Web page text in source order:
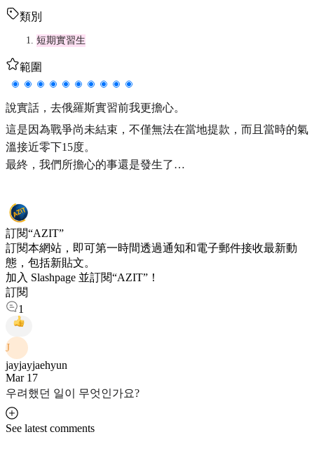
類別
短期實習生
範圍
說實話，去俄羅斯實習前我更擔心。
這是因為戰爭尚未結束，不僅無法在當地提款，而且當時的氣
溫接近零下15度。
最終，我們所擔心的事還是發生了…
訂閱“AZIT”
訂閱本網站，即可第一時間透過通知和電子郵件接收最新動
態，包括新貼文。
加入 Slashpage 並訂閱“AZIT”！
訂閱
1
J
jayjayjaehyun
Mar 17
우려했던 일이 무엇인가요?
See latest comments